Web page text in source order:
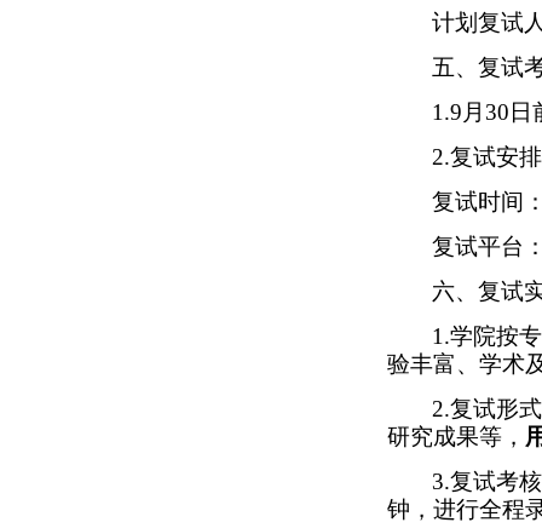
计划复试
五、复试
1.9 月 30 日
2.复试安排
复试时间
复试平台
六、复试
1.学院按
验丰富、学术
2.复试形
研究成果等，
3.复试考
钟，进行全程